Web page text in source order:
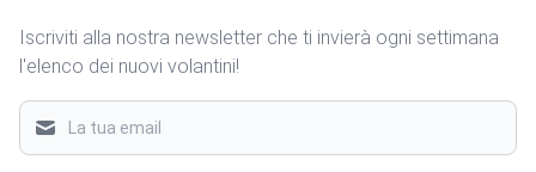
Iscriviti alla nostra newsletter che ti invierà ogni settimana
l'elenco dei nuovi volantini!